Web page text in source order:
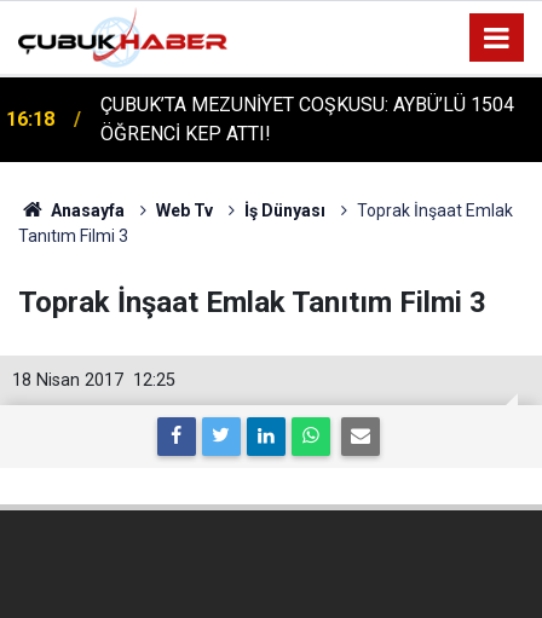
16:14
ÇUBUK'TA TARİHİ GÜN: PROTÜRK PLAZMA
FRAKSİNASYON TESİSİ'NİN TEMELİ ATILDI
Anasayfa Web Tv İş Dünyası
Toprak İnşaat Emlak
Tanıtım Filmi 3
Toprak İnşaat Emlak Tanıtım Filmi 3
12:25
18 Nisan 2017